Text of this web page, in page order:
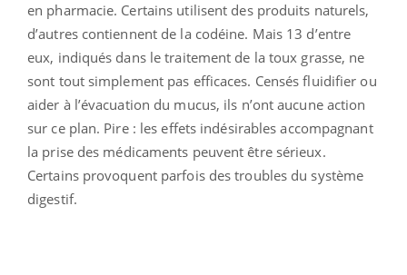
en pharmacie. Certains utilisent des produits naturels,
d’autres contiennent de la codéine. Mais 13 d’entre
eux, indiqués dans le traitement de la toux grasse, ne
sont tout simplement pas efficaces. Censés fluidifier ou
aider à l’évacuation du mucus, ils n’ont aucune action
sur ce plan. Pire : les effets indésirables accompagnant
la prise des médicaments peuvent être sérieux.
Certains provoquent parfois des troubles du système
digestif.